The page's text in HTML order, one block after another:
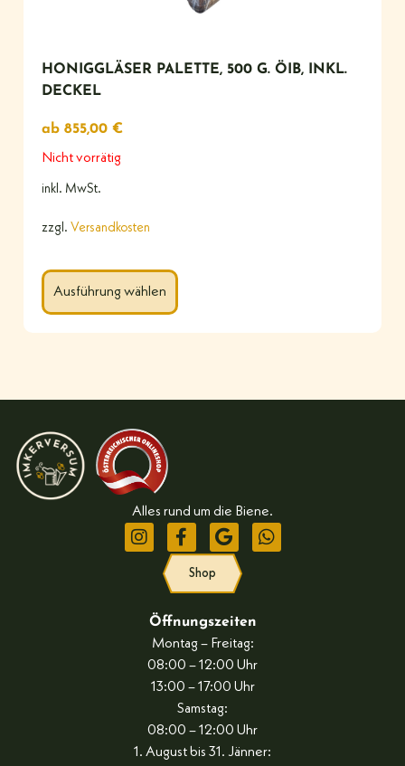
HONIGGLÄSER PALETTE, 500 G. ÖIB, INKL.
DECKEL
ab 855,00 €
Nicht vorrätig
inkl. MwSt.
zzgl. Versandkosten
Ausführung wählen
Alles rund um die Biene.
Shop
Öffnungszeiten
Montag – Freitag:
08:00 – 12:00 Uhr
13:00 – 17:00 Uhr
Samstag:
08:00 – 12:00 Uhr
1. August bis 31. Jänner: